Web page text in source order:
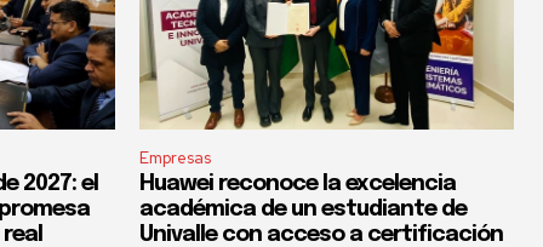
2027: el
Empresas
Huawei reconoce la excelencia
académica de un estudiante de
Univalle con acceso a certificación